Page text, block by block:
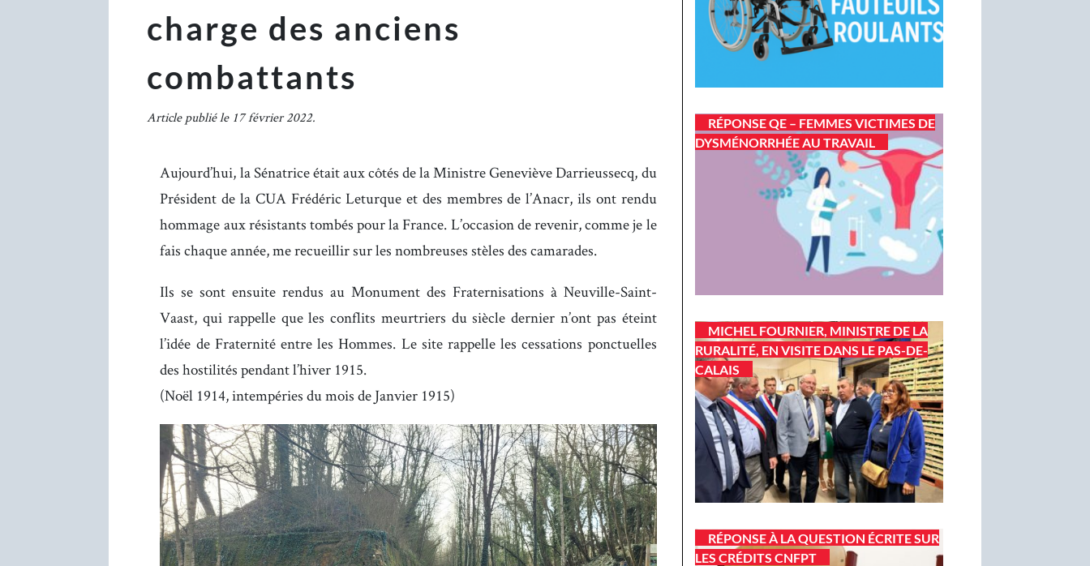
charge des anciens
combattants
Article publié le 17 février 2022.
Aujourd’hui, la Sénatrice était aux côtés de la Ministre Geneviève Darrieussecq, du
Président de la CUA Frédéric Leturque et des membres de l’Anacr, ils ont rendu
hommage aux résistants tombés pour la France. L’occasion de revenir, comme je le
fais chaque année, me recueillir sur les nombreuses stèles des camarades.
Ils se sont ensuite rendus au Monument des Fraternisations à Neuville-Saint-
Vaast, qui rappelle que les conflits meurtriers du siècle dernier n’ont pas éteint
l’idée de Fraternité entre les Hommes. Le site rappelle les cessations ponctuelles
des hostilités pendant l’hiver 1915.
(Noël 1914, intempéries du mois de Janvier 1915)
RÉPONSE QE – FEMMES VICTIMES DE
DYSMÉNORRHÉE AU TRAVAIL
MICHEL FOURNIER, MINISTRE DE LA
RURALITÉ, EN VISITE DANS LE PAS-DE-
CALAIS
RÉPONSE À LA QUESTION ÉCRITE SUR
LES CRÉDITS CNFPT